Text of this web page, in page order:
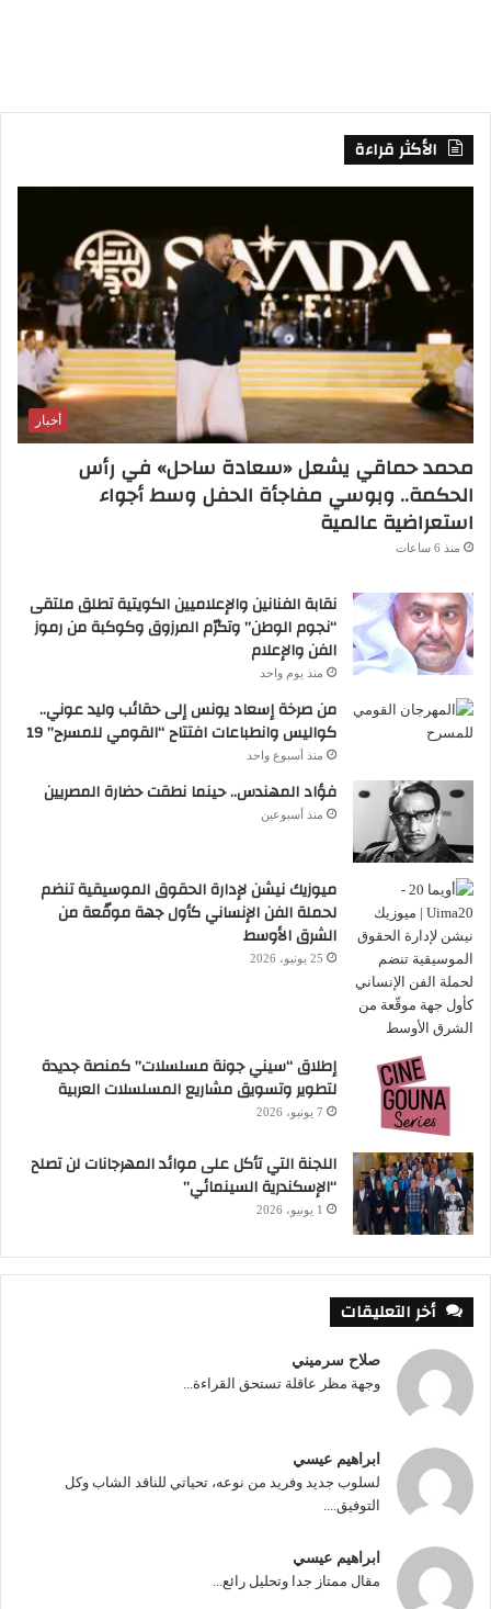
الأكثر قراءة
أخبار
محمد حماقي يشعل «سعادة ساحل» في رأس
الحكمة.. وبوسي مفاجأة الحفل وسط أجواء
استعراضية عالمية
منذ 6 ساعات
نقابة الفنانين والإعلاميين الكويتية تطلق ملتقى
“نجوم الوطن” وتكرّم المرزوق وكوكبة من رموز
الفن والإعلام
منذ يوم واحد
من صرخة إسعاد يونس إلى حقائب وليد عوني..
كواليس وانطباعات افتتاح “القومي للمسرح” 19
منذ أسبوع واحد
فؤاد المهندس.. حينما نطقت حضارة المصريين
منذ أسبوعين
ميوزيك نيشن لإدارة الحقوق الموسيقية تنضم
لحملة الفن الإنساني كأول جهة موقّعة من
الشرق الأوسط
25 يونيو، 2026
إطلاق “سيني جونة مسلسلات” كمنصة جديدة
لتطوير وتسويق مشاريع المسلسلات العربية
7 يونيو، 2026
اللجنة التي تأكل على موائد المهرجانات لن تصلح
“الإسكندرية السينمائي”
1 يونيو، 2026
أخر التعليقات
صلاح سرميني
وجهة مظر عاقلة تستحق القراءة...
ابراهيم عيسي
لسلوب جديد وفريد من نوعه، تحياتي للناقد الشاب وكل
التوفيق....
ابراهيم عيسي
مقال ممتاز جدا وتحليل رائع...